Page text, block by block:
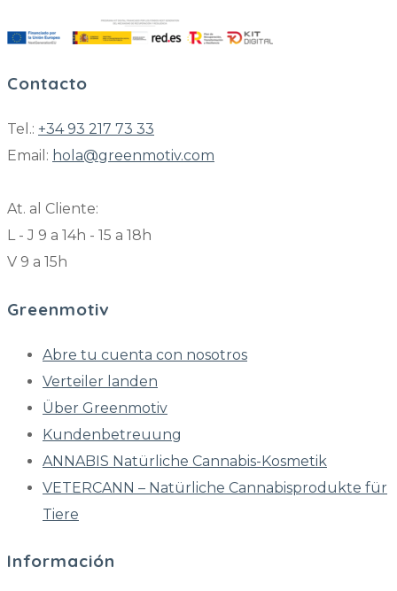
Contacto
Tel.: +34 93 217 73 33
Email: hola@greenmotiv.com
At. al Cliente:
L - J 9 a 14h - 15 a 18h
V 9 a 15h
Greenmotiv
Abre tu cuenta con nosotros
Verteiler landen
Über Greenmotiv
Kundenbetreuung
ANNABIS Natürliche Cannabis-Kosmetik
VETERCANN – Natürliche Cannabisprodukte für
Tiere
Información